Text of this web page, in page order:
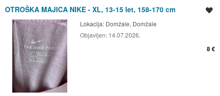
OTROŠKA MAJICA NIKE - XL, 13-15 let, 158-170 cm
Lokacija: Domžale, Domžale
Objavljen: 14.07.2026.
8 €